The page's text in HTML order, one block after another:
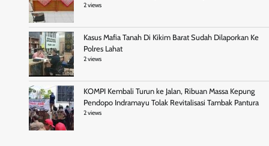
2 views
Kasus Mafia Tanah Di Kikim Barat Sudah Dilaporkan Ke
Polres Lahat
2 views
KOMPI Kembali Turun ke Jalan, Ribuan Massa Kepung
Pendopo Indramayu Tolak Revitalisasi Tambak Pantura
2 views